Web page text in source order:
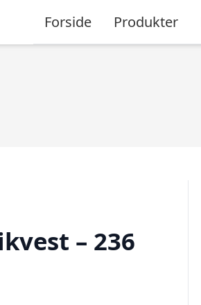
Forside Produkter
– 236